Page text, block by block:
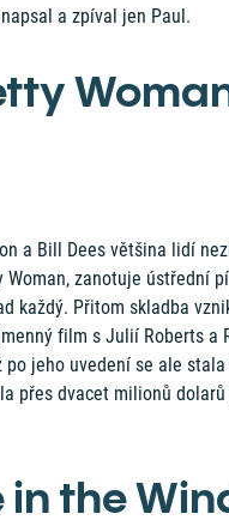
a zpíval jen Paul.
a Bill Dees většina lidí
Woman, zanotuje ústřední
každý. Přitom skladba
film s Julií Roberts a
po jeho uvedení se ale
přes dvacet milionů dolarů
in the